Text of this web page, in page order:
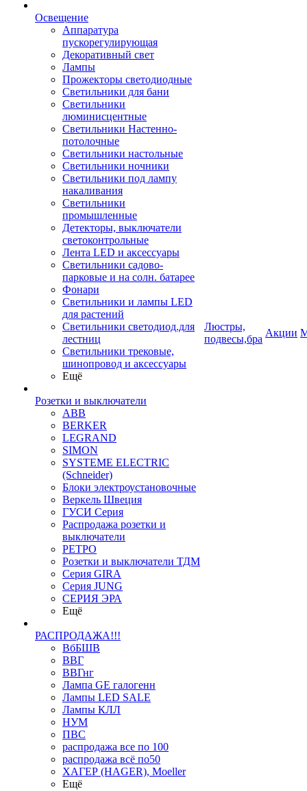
Освещение
Аппаратура
пускорегулирующая
Декоративный свет
Лампы
Прожекторы светодиодные
Светильники для бани
Светильники
люминисцентные
Светильники Настенно-
потолочные
Светильники настольные
Светильники ночники
Светильники под лампу
накаливания
Светильники
промышленные
Детекторы, выключатели
светоконтрольные
Лента LED и аксессуары
Светильники садово-
парковые и на солн. батарее
Фонари
Светильники и лампы LED
для растений
Светильники светодиод.для
лестниц
Светильники трековые,
шинопровод и аксессуары
Ещё
Розетки и выключатели
ABB
BERKER
LEGRAND
SIMON
SYSTEME ELECTRIC
(Schneider)
Блоки электроустановочные
Веркель Швеция
ГУСИ Серия
Распродажа розетки и
выключатели
РЕТРО
Розетки и выключатели ТДМ
Серия GIRA
Серия JUNG
СЕРИЯ ЭРА
Ещё
РАСПРОДАЖА!!!
ВбБШВ
ВВГ
ВВГнг
Лампа GE галогенн
Лампы LED SALE
Лампы КЛЛ
НУМ
ПВС
распродажа все по 100
распродажа всё по50
ХАГЕР (HAGER), Moeller
Ещё
Люстры,
подвесы,бра
Акции